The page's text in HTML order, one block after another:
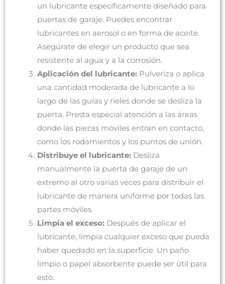
un lubricante específicamente diseñado para
puertas de garaje. Puedes encontrar
lubricantes en aerosol o en forma de aceite.
Asegúrate de elegir un producto que sea
resistente al agua y a la corrosión.
Aplicación del lubricante:Pulveriza o aplica
una cantidad moderada de lubricante a lo
largo de las guías y rieles donde se desliza la
puerta. Presta especial atención a las áreas
donde las piezas móviles entran en contacto,
como los rodamientos y los puntos de unión.
Distribuye el lubricante:Desliza
manualmente la puerta de garaje de un
extremo al otro varias veces para distribuir el
lubricante de manera uniforme por todas las
partes móviles.
Limpia el exceso:Después de aplicar el
lubricante, limpia cualquier exceso que pueda
haber quedado en la superficie. Un paño
limpio o papel absorbente puede ser útil para
esto.